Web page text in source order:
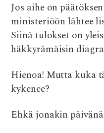
Jos aihe on
ministeriöön lähtee
Siinä tulokset on
häkkyrämäisin
Hienoa! Mutta kuka
kykenee?
Ehkä jonakin